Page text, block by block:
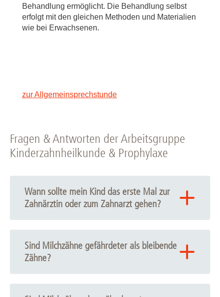
Behandlung ermöglicht. Die Behandlung selbst
erfolgt mit den gleichen Methoden und Materialien
wie bei Erwachsenen.
zur Allgemeinsprechstunde
Fragen & Antworten der Arbeitsgruppe
Kinderzahnheilkunde & Prophylaxe
Wann sollte mein Kind das erste Mal zur
Zahnärztin oder zum Zahnarzt gehen?
Kinderuntersuchungsheft sieht drei zahnärztliche
Früherkennungsuntersuchungen vor:
um den 6.-7. Lebensmonat (parallel zur
kinderärztlichen U5), da in diesem Zeitraum zumeist
Sind Milchzähne gefährdeter als bleibende
Zähne?